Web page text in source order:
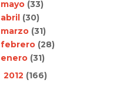
mayo (33)
abril (30)
marzo (31)
febrero (28)
enero (31)
2012 (166)